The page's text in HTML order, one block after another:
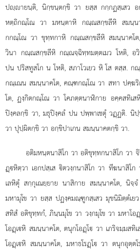
ปฺายนฺติ, นิกฺขนฺตกฺขิ วา ยสฺส กกฺกฏสฺเสว อ
หตฺถิกณฺโณ วา มหนฺตาหิ กณฺณสกฺขลีหิ สมนฺน
กกณฺโณ วา ขุทฺทกาหิ กณฺณสกฺขลีหิ สมนฺนาคโ
วินา กณฺณสกฺขลีหิ กณฺณจฺฉิทฺทมตฺตเมว โหติ, อวิ
ปน ปริสทูสโก น โหติ, สภาโวเยว หิ โส ตสฺส.
กณฺเณน สมนฺนาคโต, คณฺฑกณฺโณวา สทา ปคฺฆ
โต, ฏงฺกิตกณฺโณ วา โคภตฺตนาฬิกาย อคฺคสทิเ
ปิงฺคลกฺขิ วา, มธุปิงฺคลํ ปน ปพฺพาเชตุํ วฏฺฏติ. นิ
วา ปุปฺผิตกฺขิ วา อกฺขิปาเกน สมนฺนาคตกฺขิ วา.
อติมหนฺตนาสิโก วา อติขุทฺทกนาสิโก วา
ฏฺหิตฺวา เอกปสฺเส ิตวงฺกนาสิโก วา ทีฆนาสิโ
เลหิตุํ สกฺกุเณยฺยาย นาสิกาย สมนฺนาคโต, นิจฺ
มหามุโข วา ยสฺส ปฏงฺคมณฺฑูกสฺเสว มุขนิมิตฺตํเ
สทิสํ อติขุทฺทกํ, ภินฺนมุโข วา วงฺกมุโข วา มหาโอ
โอฏฺเหิ สมนฺนาคโต, ตนุกโอฏฺโ วา เภริจมฺมส
โอฏฺเหิ สมนฺนาคโต, มหาธโรฏฺโ วา ตนุกอุตฺต